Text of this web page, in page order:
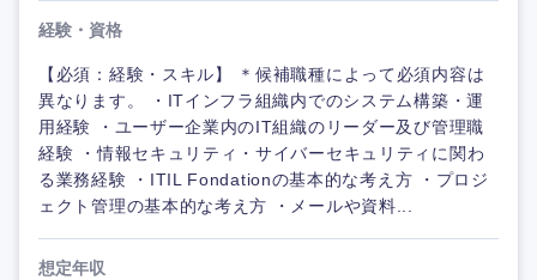
経験・資格
【必須：経験・スキル】 ＊候補職種によって必須内容は
異なります。 ・ITインフラ組織内でのシステム構築・運
用経験 ・ユーザー企業内のIT組織のリーダー及び管理職
経験 ・情報セキュリティ・サイバーセキュリティに関わ
る業務経験 ・ITIL Fondationの基本的な考え方 ・プロジ
ェクト管理の基本的な考え方 ・メールや資料...
想定年収